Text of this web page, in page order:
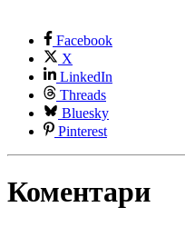
Facebook
X
LinkedIn
Threads
Bluesky
Pinterest
Коментари